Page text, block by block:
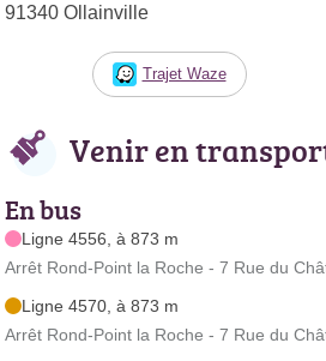
91340 Ollainville
Trajet Waze
Venir en
En bus
Ligne 4556, à 873 m
Arrêt Rond-Point la Roche - 7 Rue du
Ligne 4570, à 873 m
Arrêt Rond-Point la Roche - 7 Rue du